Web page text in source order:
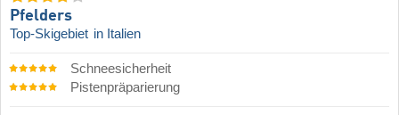
Pfelders
Top-Skigebiet in Italien
Schneesicherheit
Pistenpräparierung